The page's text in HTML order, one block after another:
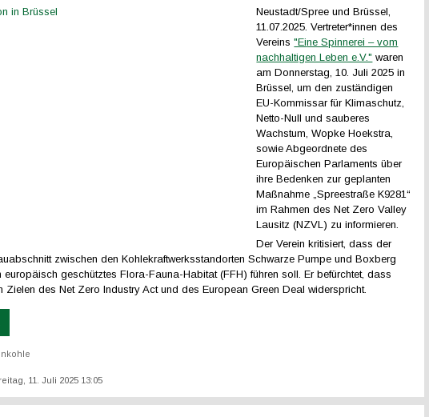
Neustadt/Spree und Brüssel,
11.07.2025. Vertreter*innen des
Vereins"Eine Spinnerei – vom
nachhaltigen Leben e.V." waren
am Donnerstag, 10. Juli 2025 in
Brüssel, um den zuständigen
EU-Kommissar für Klimaschutz,
Netto-Null und sauberes
Wachstum, Wopke Hoekstra,
sowie Abgeordnete des
Europäischen Parlaments über
ihre Bedenken zur geplanten
Maßnahme „Spreestraße K9281“
im Rahmen des Net Zero Valley
Lausitz (NZVL) zu informieren.
Der Verein kritisiert, dass der
zwischen den Kohlekraftwerksstandorten Schwarze Pumpe und Boxberg
europäisch geschütztes Flora-Fauna-Habitat (FFH) führen soll. Er befürchtet, dass
Zielen des Net Zero Industry Act und des European Green Deal widerspricht.
11. Juli 2025 13:05